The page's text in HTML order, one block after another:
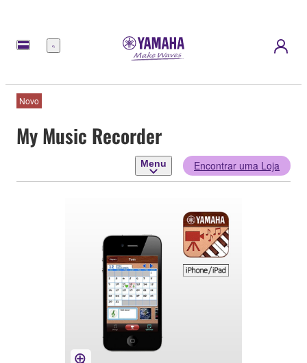
Menu
Novo
My Music Recorder
Menu Encontrar uma Loja